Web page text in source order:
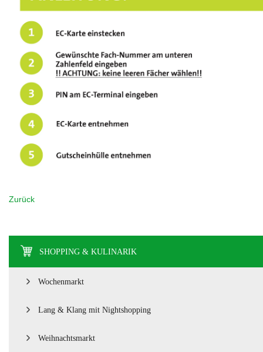
Zurück
SHOPPING & KULINARIK
Wochenmarkt
Lang & Klang mit Nightshopping
Weihnachtsmarkt